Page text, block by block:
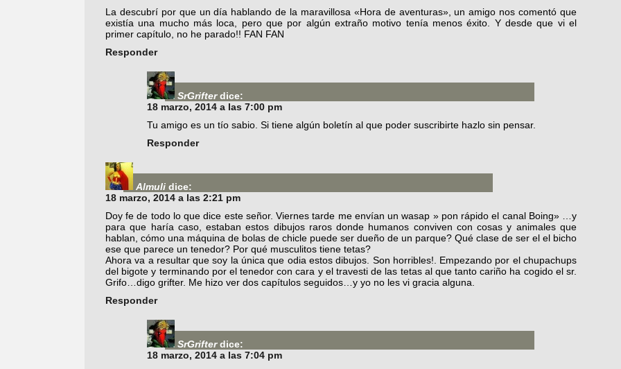
La descubrí por que un día hablando de la maravillosa «Hora de aventuras», un amigo nos comentó que
existía una mucho más loca, pero que por algún extraño motivo tenía menos éxito. Y desde que vi el
primer capítulo, no he parado!! FAN FAN
Responder
SrGrifter dice:
18 marzo, 2014 a las 7:00 pm
Tu amigo es un tío sabio. Si tiene algún boletín al que poder suscribirte hazlo sin pensar.
Responder
Almuli dice:
18 marzo, 2014 a las 2:21 pm
Doy fe de todo lo que dice este señor. Viernes tarde me envían un wasap » pon rápido el canal Boing» …y
para que haría caso, estaban estos dibujos raros donde humanos conviven con cosas y animales que
hablan, cómo una máquina de bolas de chicle puede ser dueño de un parque? Qué clase de ser el el bicho
ese que parece un tenedor? Por qué musculitos tiene tetas?
Ahora va a resultar que soy la única que odia estos dibujos. Son horribles!. Empezando por el chupachups
del bigote y terminando por el tenedor con cara y el travesti de las tetas al que tanto cariño ha cogido el sr.
Grifo…digo grifter. Me hizo ver dos capítulos seguidos…y yo no les vi gracia alguna.
Responder
SrGrifter dice:
18 marzo, 2014 a las 7:04 pm